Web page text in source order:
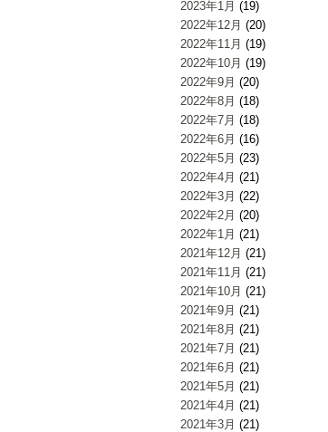
2023年1月 (19)
2022年12月 (20)
2022年11月 (19)
2022年10月 (19)
2022年9月 (20)
2022年8月 (18)
2022年7月 (18)
2022年6月 (16)
2022年5月 (23)
2022年4月 (21)
2022年3月 (22)
2022年2月 (20)
2022年1月 (21)
2021年12月 (21)
2021年11月 (21)
2021年10月 (21)
2021年9月 (21)
2021年8月 (21)
2021年7月 (21)
2021年6月 (21)
2021年5月 (21)
2021年4月 (21)
2021年3月 (21)